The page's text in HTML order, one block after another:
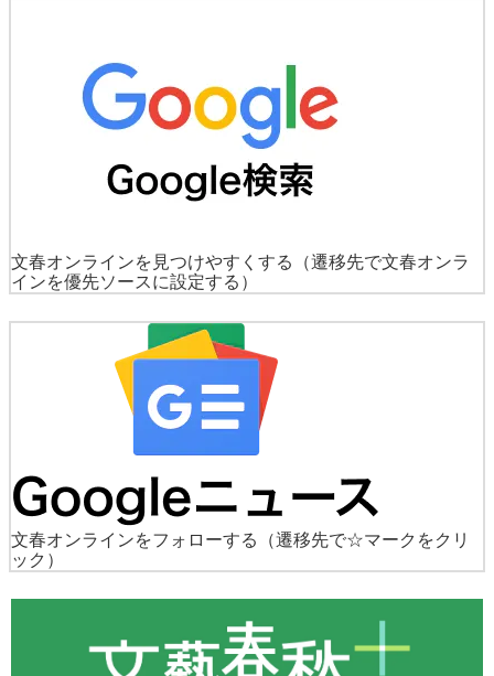
文春オンラインを見つけやすくする
（遷移先で文春オンラ
インを優先ソースに設定する）
文春オンラインをフォローする
（遷移先で☆マークをクリ
ック）